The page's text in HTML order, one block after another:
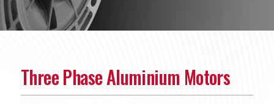
Three Phase Aluminium Motors